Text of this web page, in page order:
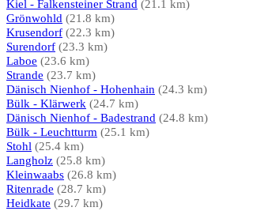
Kiel - Falkensteiner Strand (21.1 km)
Grönwohld (21.8 km)
Krusendorf (22.3 km)
Surendorf (23.3 km)
Laboe (23.6 km)
Strande (23.7 km)
Dänisch Nienhof - Hohenhain (24.3 km)
Bülk - Klärwerk (24.7 km)
Dänisch Nienhof - Badestrand (24.8 km)
Bülk - Leuchtturm (25.1 km)
Stohl (25.4 km)
Langholz (25.8 km)
Kleinwaabs (26.8 km)
Ritenrade (28.7 km)
Heidkate (29.7 km)